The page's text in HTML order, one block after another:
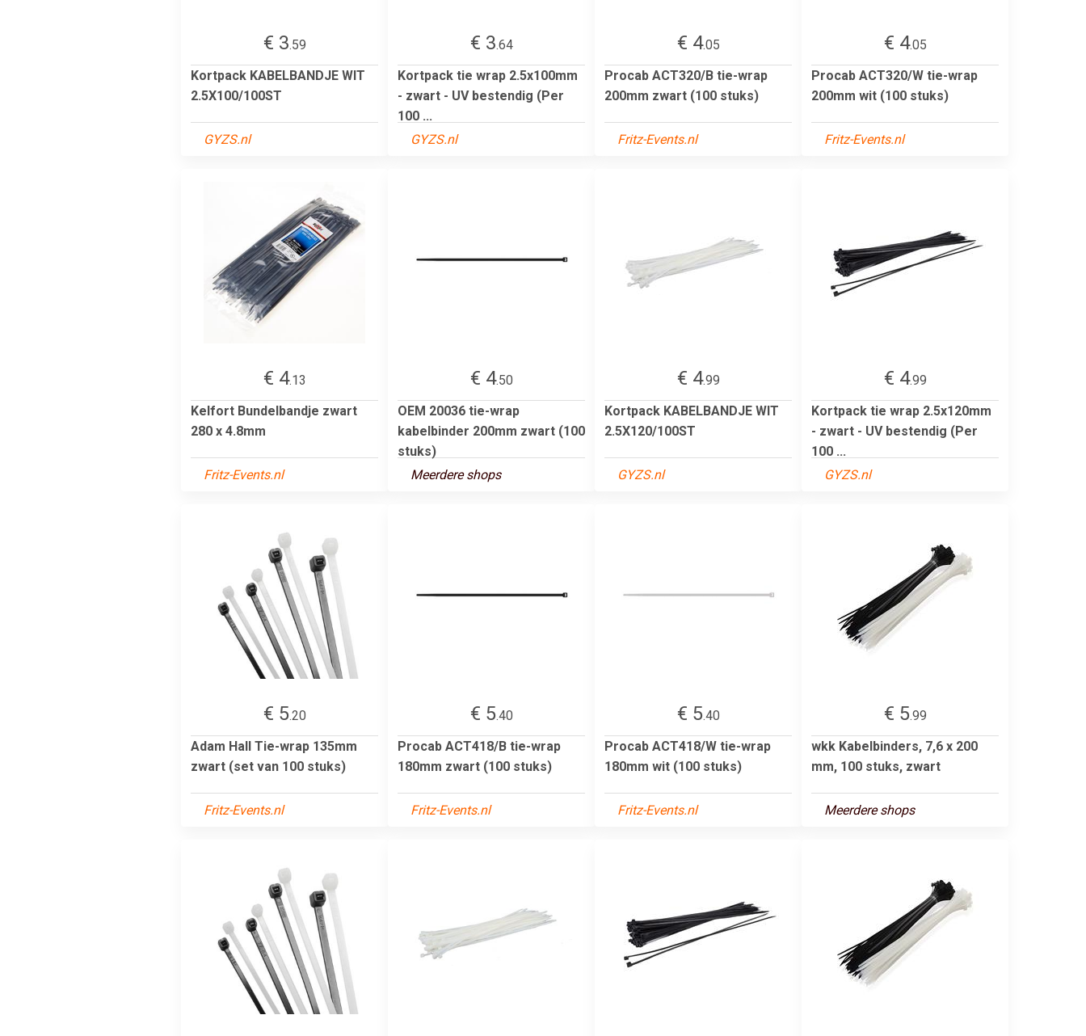
€ 3.59
Kortpack KABELBANDJE WIT
2.5X100/100ST
GYZS.nl
€ 3.64
Kortpack tie wrap 2.5x100mm
- zwart - UV bestendig (Per
100 ...
GYZS.nl
€ 4.05
Procab ACT320/B tie-wrap
200mm zwart (100 stuks)
Fritz-Events.nl
€ 4.05
Procab ACT320/W tie-wrap
200mm wit (100 stuks)
Fritz-Events.nl
€ 4.13
Kelfort Bundelbandje zwart
280 x 4.8mm
Fritz-Events.nl
€ 4.50
OEM 20036 tie-wrap
kabelbinder 200mm zwart (100
stuks)
Meerdere shops
€ 4.99
Kortpack KABELBANDJE WIT
2.5X120/100ST
GYZS.nl
€ 4.99
Kortpack tie wrap 2.5x120mm
- zwart - UV bestendig (Per
100 ...
GYZS.nl
€ 5.20
Adam Hall Tie-wrap 135mm
zwart (set van 100 stuks)
Fritz-Events.nl
€ 5.40
Procab ACT418/B tie-wrap
180mm zwart (100 stuks)
Fritz-Events.nl
€ 5.40
Procab ACT418/W tie-wrap
180mm wit (100 stuks)
Fritz-Events.nl
€ 5.99
wkk Kabelbinders, 7,6 x 200
mm, 100 stuks, zwart
Meerdere shops